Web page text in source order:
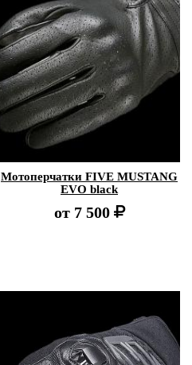
Мотоперчатки FIVE MUSTANG
EVO black
от 7 500